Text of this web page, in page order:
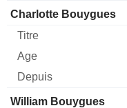
Charlotte Bouygues
William Bouygues